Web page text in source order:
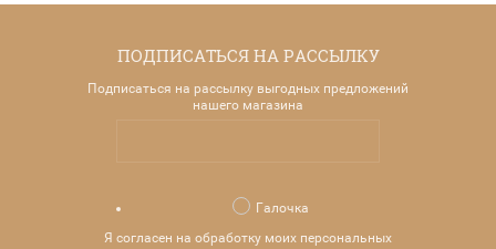
ПОДПИСАТЬСЯ НА РАССЫЛКУ
Подписаться на рассылку выгодных предложений
нашего магазина
Галочка
Я согласен на обработку моих персональных